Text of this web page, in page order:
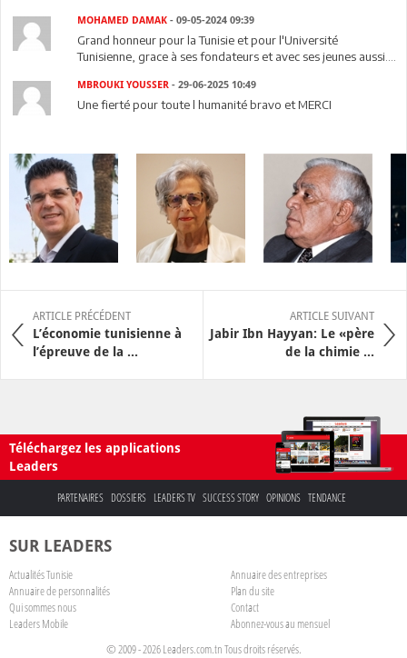
MOHAMED DAMAK - 09-05-2024 09:39
Grand honneur pour la Tunisie et pour l'Université
Tunisienne, grace à ses fondateurs et avec ses jeunes aussi....
MBROUKI YOUSSER - 29-06-2025 10:49
Une fierté pour toute l humanité bravo et MERCI
ARTICLE PRÉCÉDENT
L’économie tunisienne à
l’épreuve de la ...
ARTICLE SUIVANT
Jabir Ibn Hayyan: Le «père
de la chimie ...
Téléchargez les applications
Leaders
PARTENAIRES DOSSIERS LEADERS TV SUCCESS STORY OPINIONS TENDANCE
SUR LEADERS
Actualités Tunisie
Annuaire des entreprises
Annuaire de personnalités
Plan du site
Qui sommes nous
Contact
Leaders Mobile
Abonnez-vous au mensuel
© 2009 - 2026 Leaders.com.tn Tous droits réservés.